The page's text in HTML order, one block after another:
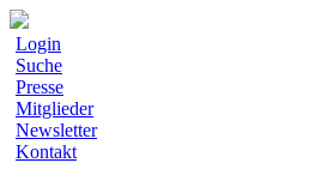
Login
Suche
Presse
Mitglieder
Newsletter
Kontakt